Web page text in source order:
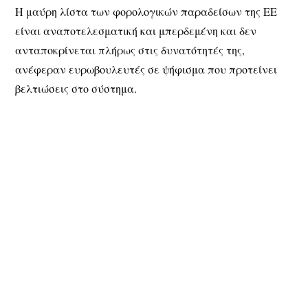
Η μαύρη λίστα των φορολογικών παραδείσων της ΕΕ
είναι αναποτελεσματική και μπερδεμένη και δεν
ανταποκρίνεται πλήρως στις δυνατότητές της,
ανέφεραν ευρωβουλευτές σε ψήφισμα που προτείνει
βελτιώσεις στο σύστημα.